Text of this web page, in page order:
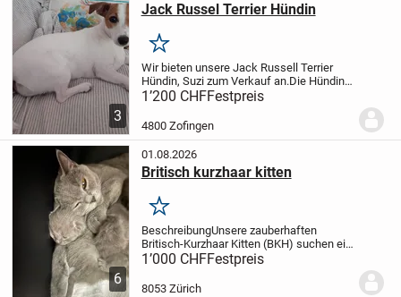
3
Jack Russel Terrier Hündin
Merken
Wir bieten unsere Jack Russell Terrier
Hündin, Suzi zum Verkauf an.Die Hündin
ist gerade 18 Monate jung geworden, ist
sehr verspielt und sehr treu, aufgeweckt
und Kinderlieb.
1’200 CHFFestpreis
4800 Zofingen
6
01.08.2026
Britisch kurzhaar kitten
Merken
BeschreibungUnsere zauberhaften
Britisch-Kurzhaar Kitten (BKH) suchen ein
liebevolles ZuhauseUnsere
wunderschönen Britisch-Kurzhaar Kitten
wachsen mit viel Liebe und Fürsorge in
1’000 CHFFestpreis
8053 Zürich